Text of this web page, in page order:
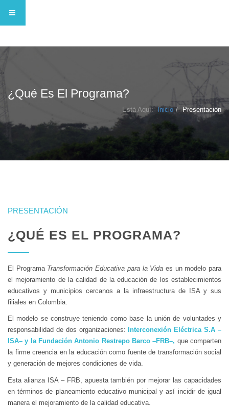
¿Qué Es El Programa?
Está Aquí: Inicio Presentación
PRESENTACIÓN
¿QUÉ ES EL PROGRAMA?
El Programa Transformación Educativa para la Vida es un modelo para
el mejoramiento de la calidad de la educación de los establecimientos
educativos y municipios cercanos a la infraestructura de ISA y sus
filiales en Colombia.
El modelo se construye teniendo como base la unión de voluntades y
responsabilidad de dos organizaciones: Interconexión Eléctrica S.A –
ISA– y la Fundación Antonio Restrepo Barco –FRB–, que comparten
la firme creencia en la educación como fuente de transformación social
y generación de mejores condiciones de vida.
Esta alianza ISA – FRB, apuesta también por mejorar las capacidades
en términos de planeamiento educativo municipal y así incidir de igual
manera el mejoramiento de la calidad educativa.